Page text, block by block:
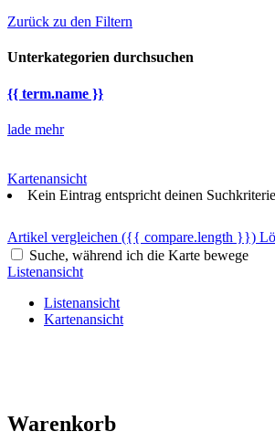
Zurück zu den Filtern
Unterkategorien durchsuchen
{{ term.name }}
lade mehr
Kartenansicht
Kein Eintrag entspricht deinen
Artikel vergleichen ({{ compare.length }})
Suche, während ich die Karte bewege
Listenansicht
Listenansicht
Kartenansicht
Warenkorb